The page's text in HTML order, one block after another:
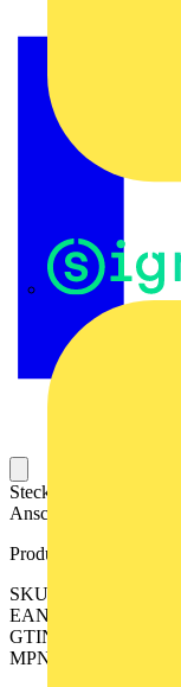
Steckbarer
Anschlusstechnologie
Produktkennzeichen
SKU: 2645210000
EAN: 04050118641769
GTIN:
MPN: CH 5.00/05/